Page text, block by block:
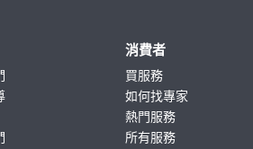
消費者
買服務
如何找專家
熱門服務
所有服務